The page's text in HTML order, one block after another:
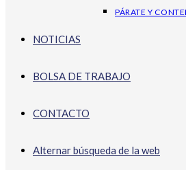
PÁRATE Y
NOTICIAS
BOLSA DE TRABAJO
CONTACTO
Alternar búsqueda de la web